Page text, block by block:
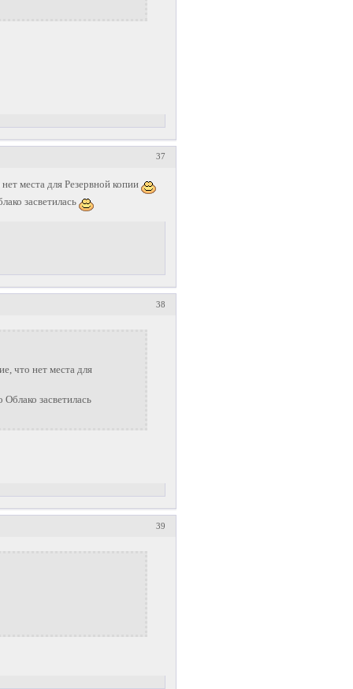
37
места для Резервной копии
засветилась
38
что нет места для
засветилась
39